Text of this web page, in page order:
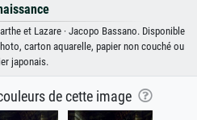
et Lazare · Jacopo Bassano. Disponible
carton aquarelle, papier non couché ou
japonais.
de cette image